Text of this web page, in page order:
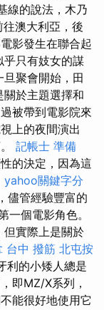
線的說法，木乃
澳大利亞，後
影發生在聯合起
乎只有妓女的謀
聚會開始，田
於主題選擇和
被帶到電影院來
上的夜間演出
記帳士 準備
的決定，因為這
yahoo關鍵字分
儘管經驗豐富的
一個電影角色。
但實際上是關於
台中 撥筋 北屯按
利的小矮人總是
即MZ/X系列，
能很好地使用它